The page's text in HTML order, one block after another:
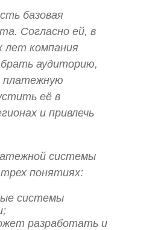
базовая
Согласно ей, в
лет компания
аудиторию,
платежную
её в
и привлечь
системы
понятиях:
системы
разработать и